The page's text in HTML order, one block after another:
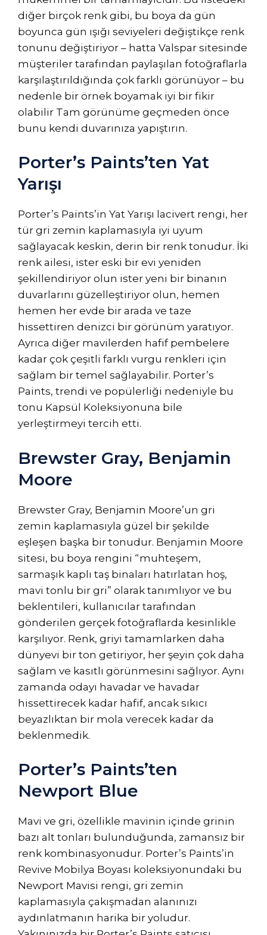
diğer birçok renk gibi, bu boya da gün
boyunca gün ışığı seviyeleri değiştikçe renk
tonunu değiştiriyor – hatta Valspar sitesinde
müşteriler tarafından paylaşılan fotoğraflarla
karşılaştırıldığında çok farklı görünüyor – bu
nedenle bir örnek boyamak iyi bir fikir
olabilir Tam görünüme geçmeden önce
bunu kendi duvarınıza yapıştırın.
Porter’s Paints’ten Yat
Yarışı
Porter’s Paints’in Yat Yarışı lacivert rengi, her
tür gri zemin kaplamasıyla iyi uyum
sağlayacak keskin, derin bir renk tonudur. İki
renk ailesi, ister eski bir evi yeniden
şekillendiriyor olun ister yeni bir binanın
duvarlarını güzelleştiriyor olun, hemen
hemen her evde bir arada ve taze
hissettiren denizci bir görünüm yaratıyor.
Ayrıca diğer mavilerden hafif pembelere
kadar çok çeşitli farklı vurgu renkleri için
sağlam bir temel sağlayabilir. Porter’s
Paints, trendi ve popülerliği nedeniyle bu
tonu Kapsül Koleksiyonuna bile
yerleştirmeyi tercih etti.
Brewster Gray, Benjamin
Moore
Brewster Gray, Benjamin Moore’un gri
zemin kaplamasıyla güzel bir şekilde
eşleşen başka bir tonudur. Benjamin Moore
sitesi, bu boya rengini “muhteşem,
sarmaşık kaplı taş binaları hatırlatan hoş,
mavi tonlu bir gri” olarak tanımlıyor ve bu
beklentileri, kullanıcılar tarafından
gönderilen gerçek fotoğraflarda kesinlikle
karşılıyor. Renk, griyi tamamlarken daha
dünyevi bir ton getiriyor, her şeyin çok daha
sağlam ve kasıtlı görünmesini sağlıyor. Aynı
zamanda odayı havadar ve havadar
hissettirecek kadar hafif, ancak sıkıcı
beyazlıktan bir mola verecek kadar da
beklenmedik.
Porter’s Paints’ten
Newport Blue
Mavi ve gri, özellikle mavinin içinde grinin
bazı alt tonları bulunduğunda, zamansız bir
renk kombinasyonudur. Porter’s Paints’in
Revive Mobilya Boyası koleksiyonundaki bu
Newport Mavisi rengi, gri zemin
kaplamasıyla çakışmadan alanınızı
aydınlatmanın harika bir yoludur.